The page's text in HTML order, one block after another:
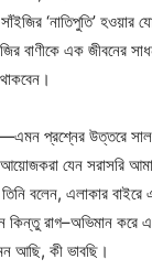
‘নাতিপুতি’ হওয়ার
বাণীকে এক জীবনের
প্রশ্নের উত্তরে
যেন সরাসরি
বলেন, এলাকার বাইরে
কিন্তু রাগ–অভিমান
আছি, কী ভাবছি।